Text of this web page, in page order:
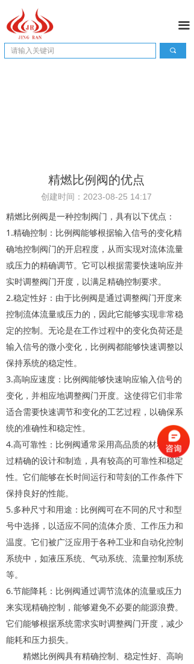
끀
끠
精燃比例阀的优点
精燃比例阀是一种控制阀门，具有以下优点：
1.精确控制：比例阀能够根据输入信号的变化精
确地控制阀门的开启程度，从而实现对流体流量
或压力的精确调节。它可以根据需要快速响应并
实时调整阀门开度，以满足精确控制要求。
2.稳定性好：由于比例阀是通过调整阀门开度来
控制流体流量或压力的，因此它能够实现非常稳
定的控制。无论是在工作过程中的变化负荷还是
输入信号的微小变化，比例阀都能够快速调整以
保持系统的稳定性。
3.高响应速度：比例阀能够快速响应输入信号的
变化，并相应地调整阀门开度。这使得它们非常
适合需要快速调节和变化的工艺过程，以确保系
统的准确性和稳定性。
4.高可靠性：比例阀通常采用高品质的材料，经
过精确的设计和制造，具有较高的可靠性和稳定
性。它们能够在长时间运行和苛刻的工作条件下
保持良好的性能。
5.多种尺寸和用途：比例阀可在不同的尺寸和型
号中选择，以适应不同的流体介质、工作压力和
温度。它们被广泛应用于各种工业和自动化控制
系统中，如液压系统、气动系统、流量控制系统
等。
6.节能降耗：比例阀通过调节流体的流量或压力
来实现精确控制，能够避免不必要的能源浪费。
它们能够根据系统需求实时调整阀门开度，减少
能耗和压力损失。
精燃比例阀具有精确控制、稳定性好、高响
创建时间： 2023-08-25 14:17